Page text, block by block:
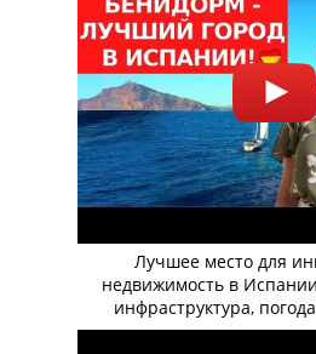
Лучшее место для
недвижимость в
инфраструктура,